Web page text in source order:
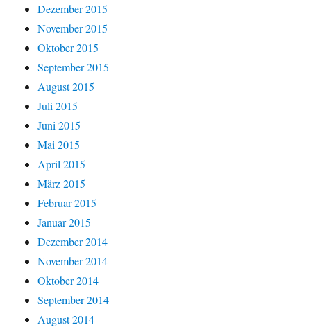
Dezember 2015
November 2015
Oktober 2015
September 2015
August 2015
Juli 2015
Juni 2015
Mai 2015
April 2015
März 2015
Februar 2015
Januar 2015
Dezember 2014
November 2014
Oktober 2014
September 2014
August 2014